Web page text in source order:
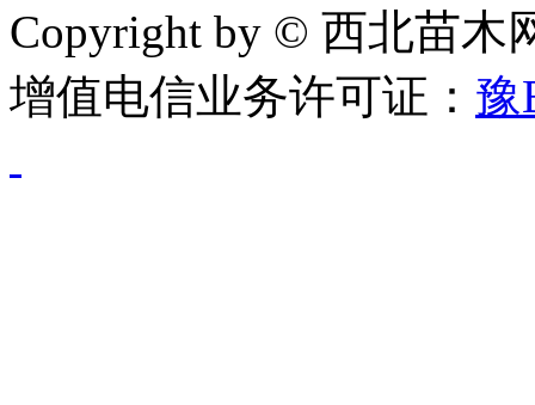
Copyright by © 西北苗木
增值电信业务许可证： 豫